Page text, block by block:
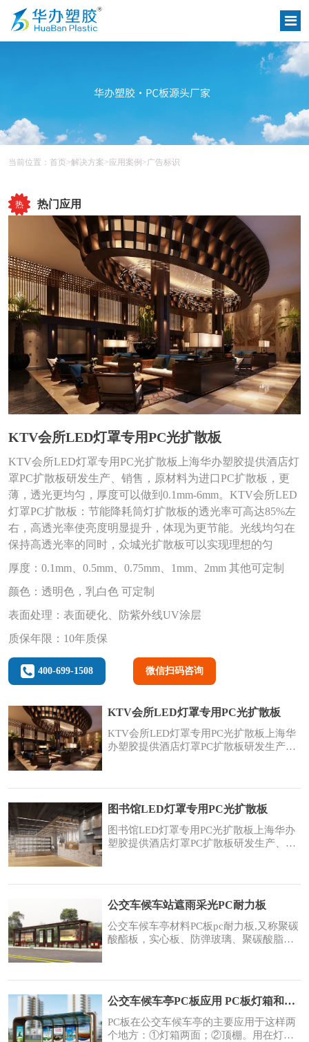
当前位置： 首页>解决方案> 应用案例 >广告标识
热 热门应用
KTV会所LED灯罩专用PC光扩散板
KTV会所LED灯罩专用PC光扩散板上海华办塑胶提供酒店灯
罩PC扩散板研发生产、销售，原材料为进口PC扩散板，更
薄，透光更均匀，厚度可以做到0.1mm-6mm。KTV会所LED
灯罩PC扩散板：节能降耗筒灯扩散板的透光率可高达85%左
右，高透光率使亮度明显提升，体现为更节能。光线均匀在
保持高透光率的同时，众城光扩散板可以实现理想的匀
厚度：0.1mm、0.5mm、0.75mm、1mm、2mm 其他可定制
颜色：透明色，乳白色 可定制
表面处理：表面硬化、防紫外线UV涂层
质保年限：10年质保
400-699-1508 微信扫码咨询
KTV会所LED灯罩专用PC光扩散板
KTV会所LED灯罩专用PC光扩散板上海华
办塑胶提供酒店灯罩PC扩散板研发生产、
KTV会所LED灯罩PC扩散板：节能降耗筒
光率使亮度明显提升，体现为更节能。光
线均匀在保持高透光率的同时，众城光扩
散板可以实现理想的匀
图书馆LED灯罩专用PC光扩散板
图书馆LED灯罩专用PC光扩散板上海华办
塑胶提供酒店灯罩PC扩散板研发生产、销
馆LED灯罩PC扩散板：节能降耗筒灯扩散
亮度明显提升，体现为更节能。光线均匀
在保持高透光率的同时，众城光扩散板可
以实现理想的匀光
公交车候车站遮雨采光PC耐力板
公交车候车亭材料PC板pc耐力板,又称聚碳
酸酯板，实心板、防弹玻璃、聚碳酸脂
碳-----酸脂加工而成。PC耐力板主要有以
耐热耐寒性：能适应从寒冷到高温的各种
恶劣天气变化，在零下40度到零上120度
的温度范
公交车候车亭PC板应用 PC板灯箱和顶棚
PC板在公交车候车亭的主要应用于这样两
个地方：①灯箱两面；②顶棚。用在灯箱